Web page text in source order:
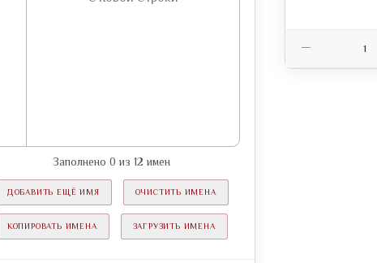
Заполнено 0 из 12 имен
ДОБАВИТЬ ЕЩЁ ИМЯ ОЧИСТИТЬ ИМЕНА
КОПИРОВАТЬ ИМЕНА ЗАГРУЗИТЬ ИМЕНА